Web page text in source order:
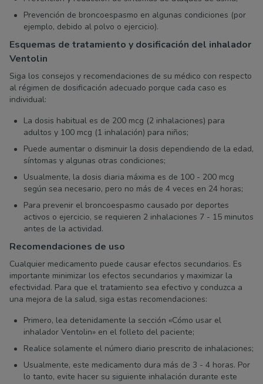
Prevención de broncoespasmo en algunas condiciones (por
ejemplo, debido al polvo o ejercicio).
Esquemas de tratamiento y dosificación del inhalador
Ventolin
Siga los consejos y recomendaciones de su médico con respecto
al régimen de dosificación adecuado porque cada caso es
individual:
La dosis habitual es de 200 mcg (2 inhalaciones) para
adultos y 100 mcg (1 inhalación) para niños;
Puede aumentar o disminuir la dosis dependiendo de la edad,
síntomas y algunas otras condiciones;
Usualmente, la dosis diaria máxima es de 100 - 200 mcg
según sea necesario, pero no más de 4 veces en 24 horas;
Para prevenir el broncoespasmo causado por deportes
activos o ejercicio, se requieren 2 inhalaciones 7 - 15 minutos
antes de la actividad.
Recomendaciones de uso
Cualquier medicamento puede causar efectos secundarios. Es
importante minimizar los efectos secundarios y maximizar la
efectividad. Para que el tratamiento sea efectivo y conduzca a
una mejora de la salud, siga estas recomendaciones:
Primero, lea detenidamente la sección «Cómo usar el
inhalador Ventolin» en el folleto del paciente;
Realice solamente el número diario prescrito de inhalaciones;
Usualmente, este medicamento dura más de 3 - 4 horas. Por
lo tanto, evite hacer su siguiente inhalación durante este